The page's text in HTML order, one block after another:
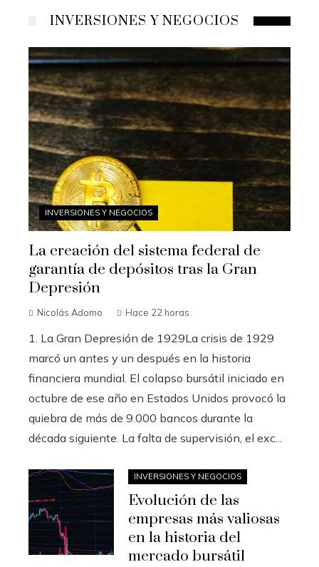
INVERSIONES Y NEGOCIOS
INVERSIONES Y NEGOCIOS
La creación del sistema federal de
garantía de depósitos tras la Gran
Depresión
Nicolás Adomo Hace 22 horas
1. La Gran Depresión de 1929La crisis de 1929
marcó un antes y un después en la historia
financiera mundial. El colapso bursátil iniciado en
octubre de ese año en Estados Unidos provocó la
quiebra de más de 9.000 bancos durante la
década siguiente. La falta de supervisión, el exc...
INVERSIONES Y NEGOCIOS
Evolución de las
empresas más valiosas
en la historia del
mercado bursátil